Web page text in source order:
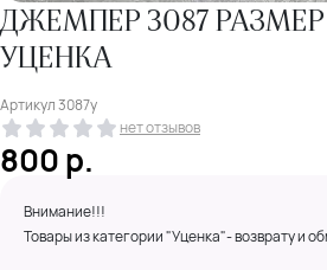
ДЖЕМПЕР 3087 РАЗМЕР
УЦЕНКА
Артикул3087у
нет отзывов
800р.
Внимание!!!
Товары из категории "Уценка"- возврату и